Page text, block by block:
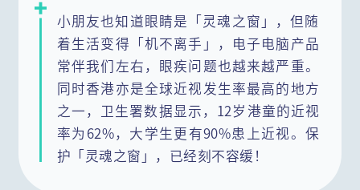
小朋友也知道眼睛是「灵魂之窗」，但随
着生活变得「机不离手」，电子电脑产品
常伴我们左右，眼疾问题也越来越严重。
同时香港亦是全球近视发生率最高的地方
之一，卫生署数据显示，12岁港童的近视
率为62%，大学生更有90%患上近视。保
护「灵魂之窗」，已经刻不容缓！